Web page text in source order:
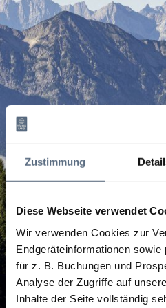
Zustimmung
Diese Webseite verwendet
Wir verwenden Cookies zur
Endgeräteinformationen
für z. B. Buchungen und
Analyse der Zugriffe auf
Inhalte der Seite vollständig